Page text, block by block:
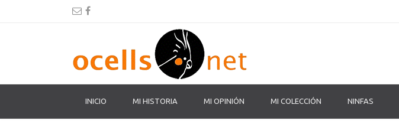
INICIO MI HISTORIA MI OPINIÓN MI COLECCIÓN NINFAS